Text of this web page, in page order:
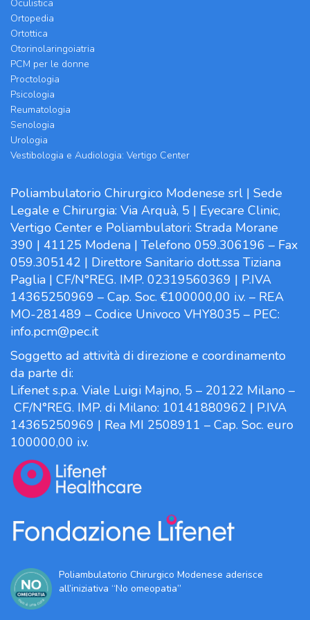
Oculistica
Ortopedia
Ortottica
Otorinolaringoiatria
PCM per le donne
Proctologia
Psicologia
Reumatologia
Senologia
Urologia
Vestibologia e Audiologia: Vertigo Center
Poliambulatorio Chirurgico Modenese srl | Sede
Legale e Chirurgia: Via Arquà, 5 | Eyecare Clinic,
Vertigo Center e Poliambulatori: Strada Morane
390 | 41125 Modena | Telefono 059.306196 – Fax
059.305142 | Direttore Sanitario dott.ssa Tiziana
Paglia | CF/N°REG. IMP. 02319560369 | P.IVA
14365250969 – Cap. Soc. €100000,00 i.v. – REA
MO-281489 – Codice Univoco VHY8035 – PEC:
info.pcm@pec.it
Soggetto ad attività di direzione e coordinamento
da parte di:
Lifenet s.p.a. Viale Luigi Majno, 5 – 20122 Milano –
CF/N°REG. IMP. di Milano: 10141880962 | P.IVA
14365250969 | Rea MI 2508911 – Cap. Soc. euro
100000,00 i.v.
Poliambulatorio Chirurgico Modenese aderisce
all’iniziativa “No omeopatia”